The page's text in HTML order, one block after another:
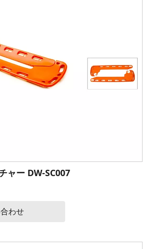
ャー DW-SC007
わせ